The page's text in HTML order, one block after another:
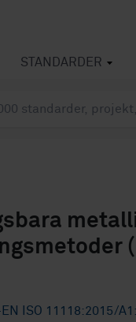
STANDARDER
ISO 11118:2015/